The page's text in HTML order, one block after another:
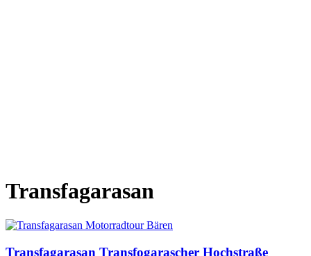
Transfagarasan
Transfagarasan Transfogarascher Hochstraße